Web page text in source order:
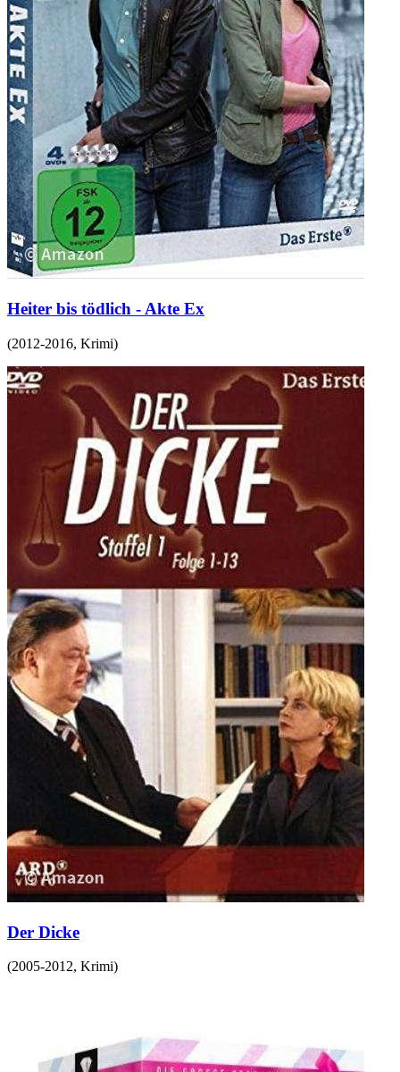
Heiter bis tödlich - Akte Ex
(2012-2016, Krimi)
Der Dicke
(2005-2012, Krimi)